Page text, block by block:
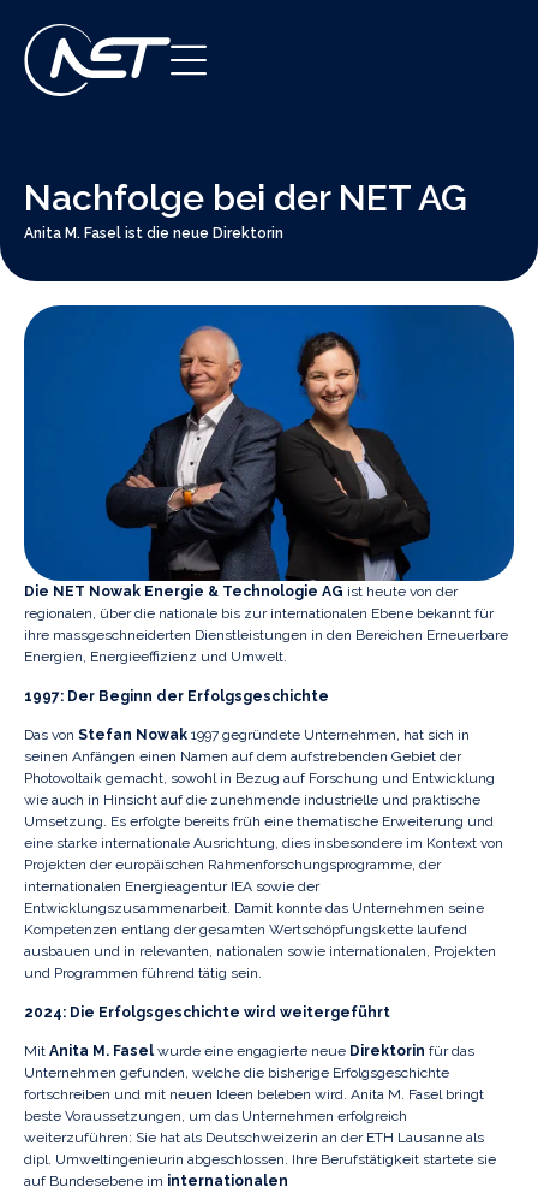
Nachfolge bei der NET AG
Anita M. Fasel ist die neue Direktorin
Die NET Nowak Energie & Technologie AG ist heute von der
regionalen, über die nationale bis zur internationalen Ebene bekannt für
ihre massgeschneiderten Dienstleistungen in den Bereichen Erneuerbare
Energien, Energieeffizienz und Umwelt.
1997: Der Beginn der Erfolgsgeschichte
Das von Stefan Nowak 1997 gegründete Unternehmen, hat sich in
seinen Anfängen einen Namen auf dem aufstrebenden Gebiet der
Photovoltaik gemacht, sowohl in Bezug auf Forschung und Entwicklung
wie auch in Hinsicht auf die zunehmende industrielle und praktische
Umsetzung. Es erfolgte bereits früh eine thematische Erweiterung und
eine starke internationale Ausrichtung, dies insbesondere im Kontext von
Projekten der europäischen Rahmenforschungsprogramme, der
internationalen Energieagentur IEA sowie der
Entwicklungszusammenarbeit. Damit konnte das Unternehmen seine
Kompetenzen entlang der gesamten Wertschöpfungskette laufend
ausbauen und in relevanten, nationalen sowie internationalen, Projekten
und Programmen führend tätig sein.
2024: Die Erfolgsgeschichte wird weitergeführt
Mit Anita M. Fasel wurde eine engagierte neue Direktorin für das
Unternehmen gefunden, welche die bisherige Erfolgsgeschichte
fortschreiben und mit neuen Ideen beleben wird. Anita M. Fasel bringt
beste Voraussetzungen, um das Unternehmen erfolgreich
weiterzuführen: Sie hat als Deutschweizerin an der ETH Lausanne als
dipl. Umweltingenieurin abgeschlossen. Ihre Berufstätigkeit startete sie
auf Bundesebene im internationalen